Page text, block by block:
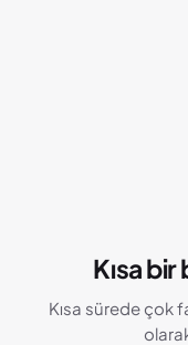
Kısa
Kısa sürede çok